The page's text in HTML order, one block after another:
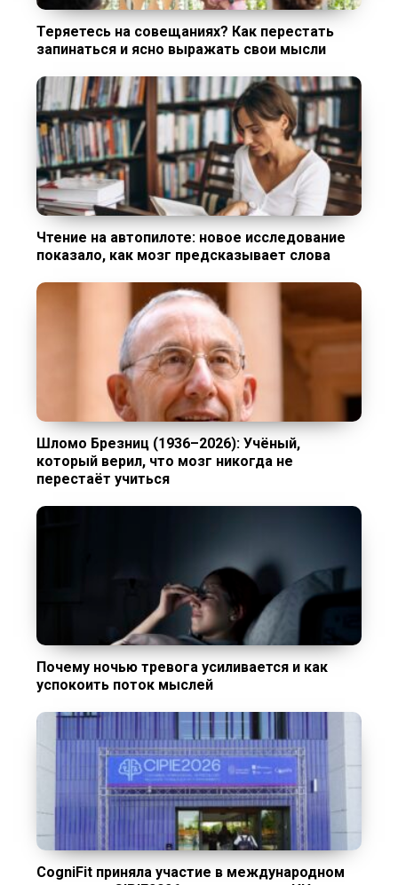
Теряетесь на совещаниях? Как перестать
запинаться и ясно выражать свои мысли
Чтение на автопилоте: новое исследование
показало, как мозг предсказывает слова
Шломо Брезниц (1936–2026): Учёный,
который верил, что мозг никогда не
перестаёт учиться
Почему ночью тревога усиливается и как
успокоить поток мыслей
CogniFit приняла участие в международном